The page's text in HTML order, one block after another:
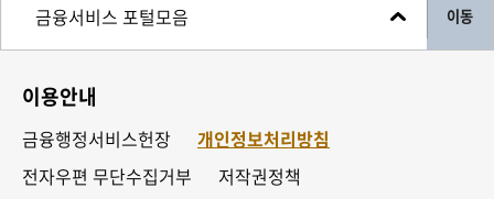
이동
이용안내
금융행정서비스헌장
개인정보처리방침
전자우편 무단수집거부
저작권정책